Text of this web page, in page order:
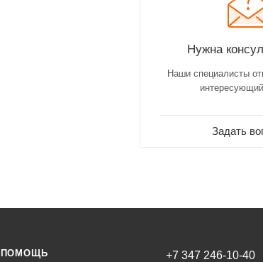
Нужна
Наши специалисты
Задать
ПОМОЩЬ +7 347 246-10-40